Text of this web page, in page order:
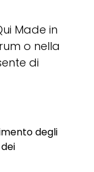
Made in
o nella
di
degli